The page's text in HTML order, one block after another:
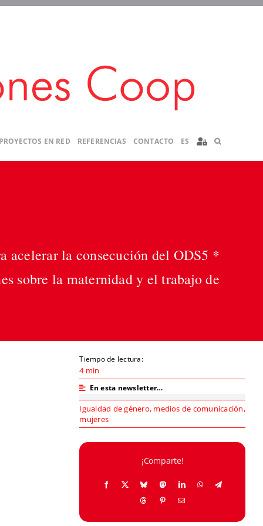
PROYECTOS EN RED REFERENCIAS CONTACTO ES
acelerar la consecución del ODS5 *
sobre la maternidad y el trabajo de
Tiempo de lectura:
4 min
En esta newsletter…
Igualdad de género, medios de comunicación,
mujeres
¡Comparte!